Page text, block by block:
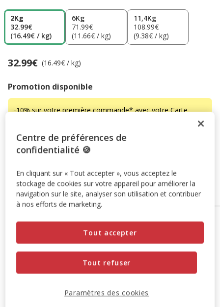
2Kg
32.99€
(16.49€ / kg)
6Kg
71.99€
(11.66€ / kg)
11,4Kg
108.99€
(9.38€ / kg)
Promotion disponible
-10% sur votre première commande* avec votre Carte
cours. Voir conditions
WELCOME10 Copier
Prix 32.99€, 16.49 EUR par kg
32.99€ (16.49€ / kg)
Ajouter au panier
Options de livraison Détails livraison
Retrait en magasin
Disponible
OFFERT
Livraison dans 72h offert dès 69€ d'achat
Livraison à domicile
Centre de préférences de
confidentialité 🍪
En cliquant sur « Tout accepter », vous acceptez le
stockage de cookies sur votre appareil pour améliorer la
navigation sur le site, analyser son utilisation et contribuer
à nos efforts de marketing.
Tout refuser
Tout accepter
Paramètres des cookies